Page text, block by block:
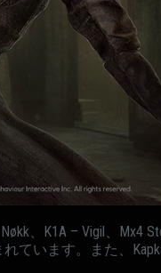
、K1A – Vigil、Mx4
ています。また、